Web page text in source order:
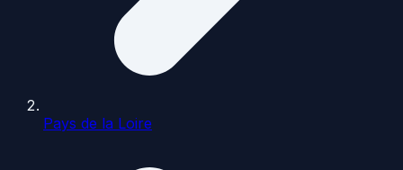
Pays de la Loire